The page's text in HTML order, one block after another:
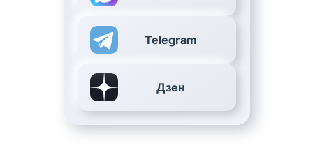
Telegram
Дзен